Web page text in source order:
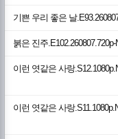
기쁜 우리 좋은 날
붉은 진주.E102.260807.720p-
이런 엿같은 사랑
이런 엿같은 사랑